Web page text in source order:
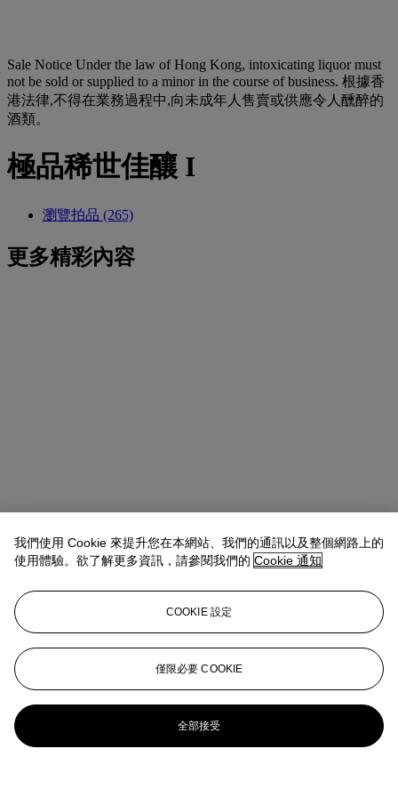
Sale Notice Under the law of Hong Kong, intoxicating liquor must
not be sold or supplied to a minor in the course of business. 根據香
港法律,不得在業務過程中,向未成年人售賣或供應令人醺醉的
酒類。
極品稀世佳釀 I
瀏覽拍品 (265)
更多精彩內容
我們使用 Cookie 來提升您在本網站、我們的通訊以及整個網路上的
使用體驗。欲了解更多資訊，請參閱我們的 Cookie 通知
COOKIE 設定
僅限必要 COOKIE
全部接受